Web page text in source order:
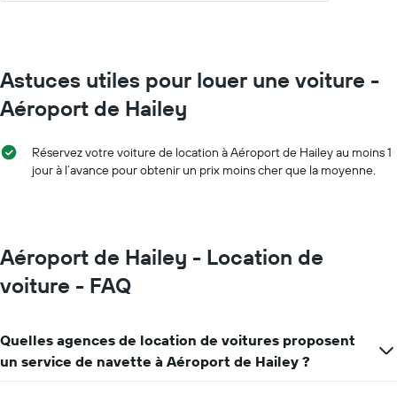
Astuces utiles pour louer une voiture -
Aéroport de Hailey
Réservez votre voiture de location à Aéroport de Hailey au moins 1
jour à l’avance pour obtenir un prix moins cher que la moyenne.
Aéroport de Hailey - Location de
voiture - FAQ
Quelles agences de location de voitures proposent
un service de navette à Aéroport de Hailey ?